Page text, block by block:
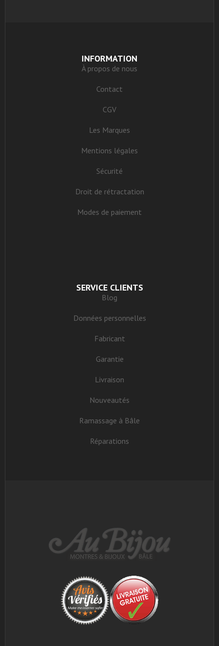
INFORMATION
À propos de nous
Contact
CGV
Les Marques
Mentions légales
Sécurité
Droit de rétractation
Modes de paiement
SERVICE CLIENTS
Blog
Données personnelles
Fabricant
Garantie
Livraison
Nouveautés
Ramassage à Bâle
Réparations